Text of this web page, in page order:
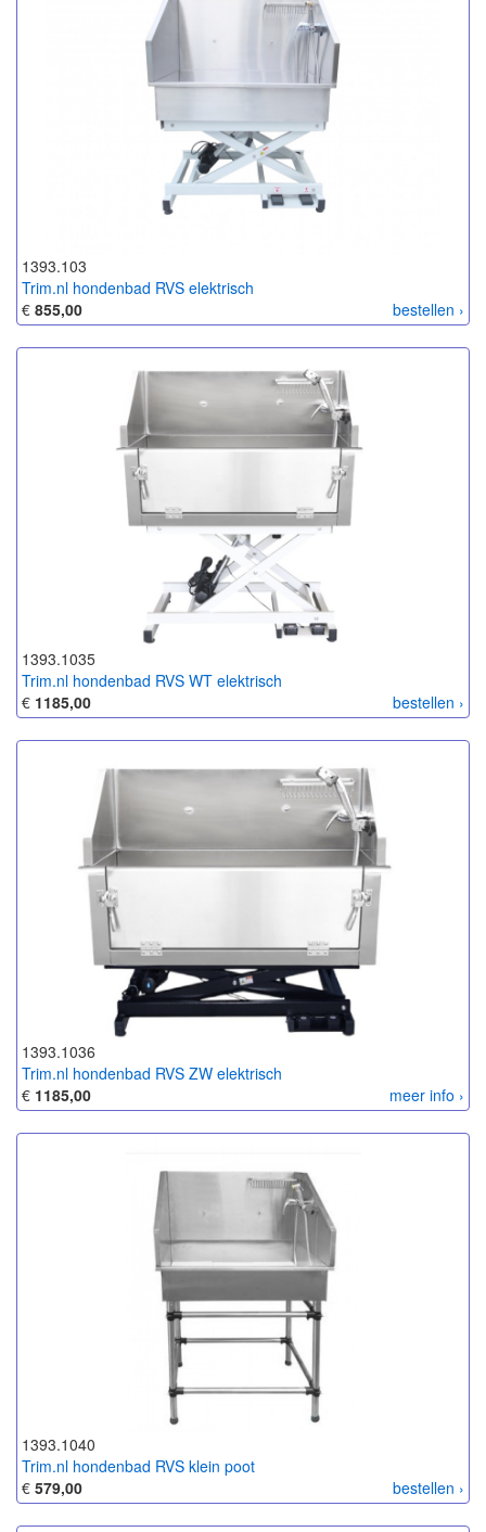
1393.103
Trim.nl hondenbad RVS elektrisch
bestellen ›
€ 855,00
1393.1035
Trim.nl hondenbad RVS WT elektrisch
bestellen ›
€ 1185,00
1393.1036
Trim.nl hondenbad RVS ZW elektrisch
meer info ›
€ 1185,00
1393.1040
Trim.nl hondenbad RVS klein poot
bestellen ›
€ 579,00